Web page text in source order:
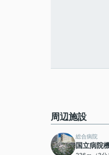
周辺施設
総合病院
国立病院